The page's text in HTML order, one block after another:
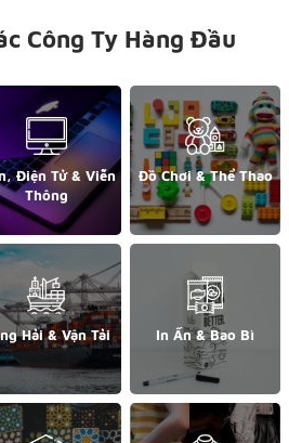
Công Ty Hàng Đầu
Điện Tử & Viễn
Thông
Đồ Chơi & Thể Thao
Hải & Vận Tải In Ấn & Bao Bì